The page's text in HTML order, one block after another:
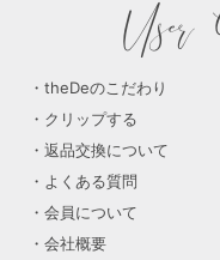
User
theDeのこだわり
クリップする
返品交換について
よくある質問
会員について
会社概要